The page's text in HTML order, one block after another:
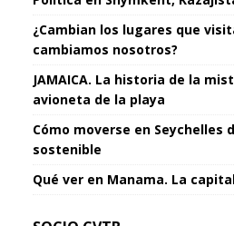
¿Cambian los lugares que
cambiamos nosotros?
JAMAICA. La historia de la
avioneta de la playa
Cómo moverse en Seychelles
sostenible
Qué ver en Manama. La